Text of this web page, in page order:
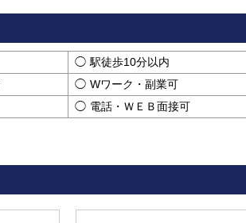
駅徒歩10分以内
Wワーク・副業可
電話・ＷＥＢ面接可